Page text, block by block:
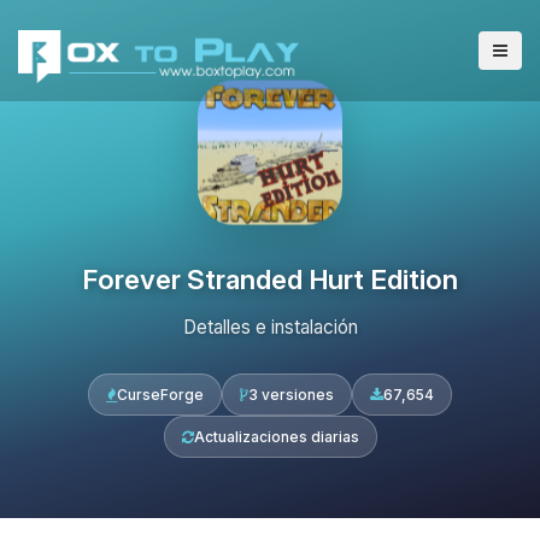
Forever Stranded Hurt Edition
Detalles e instalación
CurseForge 3 versiones 67,654
Actualizaciones diarias